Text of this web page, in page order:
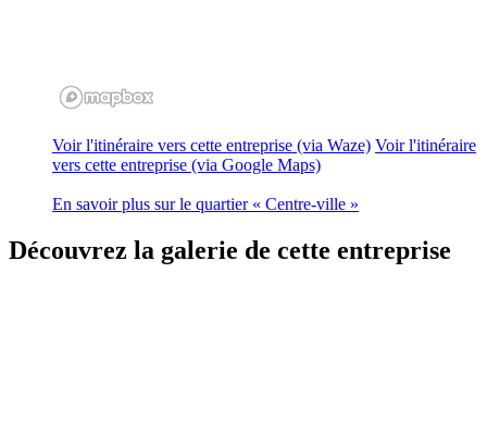
Voir l'itinéraire vers cette entreprise (via Waze) Voir l'itinéraire
vers cette entreprise (via Google Maps)
En savoir plus sur le quartier « Centre-ville »
Découvrez la galerie de cette entreprise